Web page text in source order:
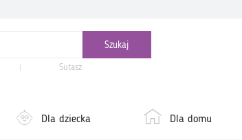
Sutasz
Dla dziecka Dla domu